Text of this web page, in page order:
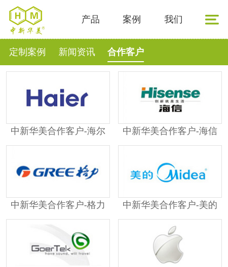
产品 案例 我们
定制案例 新闻资讯 合作客户
中新华美合作客户-海尔 中新华美合作客户-海信
中新华美合作客户-格力 中新华美合作客户-美的